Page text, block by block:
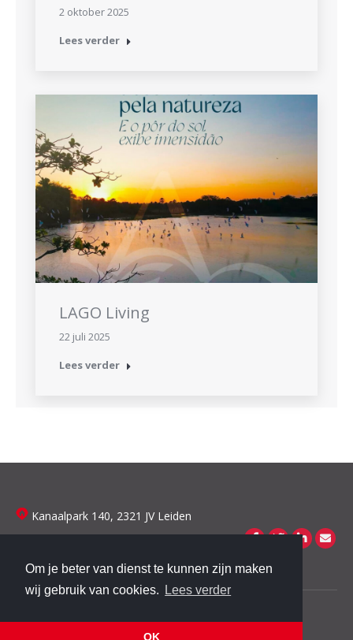
Om je beter van dienst te kunnen zijn maken
wij gebruik van cookies.
Lees verder
OK
2 oktober 2025
Lees verder
LAGO Living
22 juli 2025
Lees verder
Kanaalpark 140, 2321 JV Leiden